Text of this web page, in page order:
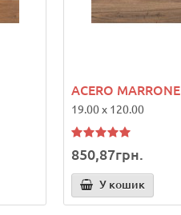
ACERO MARRONE
19.00 x 120.00
850,87грн.
У кошик